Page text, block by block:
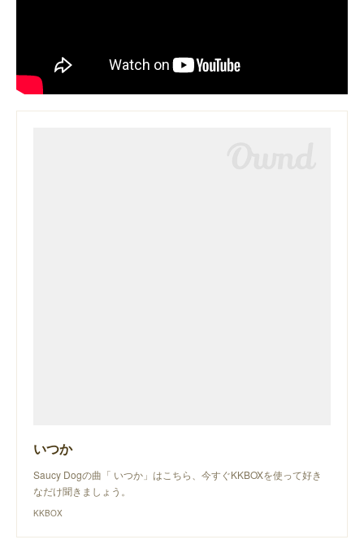
いつか
Saucy Dogの曲「 いつか」はこちら、今すぐKKBOXを使って好き
なだけ聞きましょう。
KKBOX